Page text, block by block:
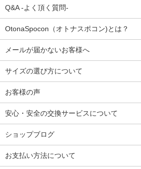
Q&A -よく頂く質問-
OtonaSpocon（オトナスポコン)とは？
メールが届かないお客様へ
サイズの選び方について
お客様の声
安心・安全の交換サービスについて
ショップブログ
お支払い方法について